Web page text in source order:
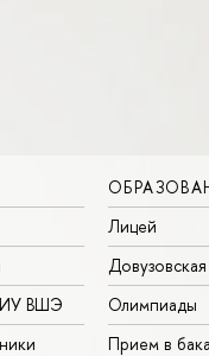
ВШЭ
Лицей
Олимпиады
Прием в